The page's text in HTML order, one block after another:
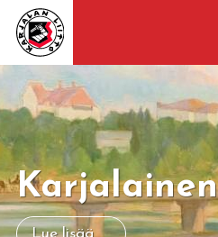
Lue lisää